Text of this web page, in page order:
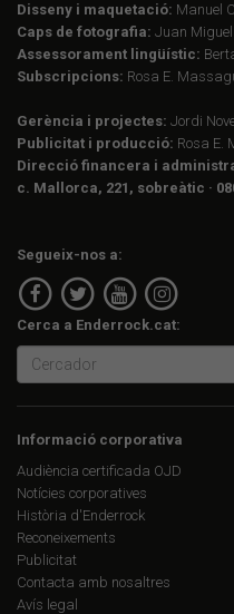
Disseny i maquetació: Manuel
Caps de fotografia: Juan
Assessorament lingüístic:
Subscripcions: Rosa E.
Gerència i projectes: Jordi
Publicitat i producció: Rosa E.
Direcció financera i
c. Mallorca, 221, sobreàtic ·
Segueix-nos a:
Cerca a Enderrock.cat:
Informació corporativa
Audiència certificada OJD
Notícies corporatives
Història d'Enderrock
Reconeixements
Publicitat
Contacta amb nosaltres
Avís legal